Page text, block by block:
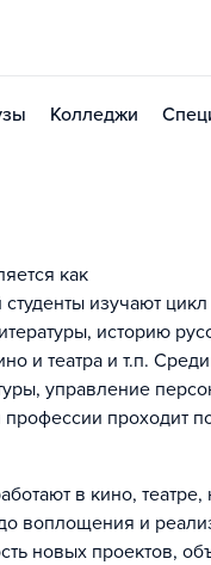
Колледжи
как
изучают цикл
историю
и театра и т.п. Среди
управление
проходит
в кино, театре,
воплощения и
новых проектов,